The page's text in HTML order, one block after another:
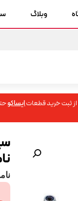
وبلاگ
از ثبت خرید قطعاتایساکو